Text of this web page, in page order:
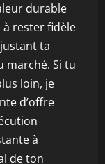
durable
rester fidèle
ta
marché. Si tu
loin, je
d’offre
à
de ton